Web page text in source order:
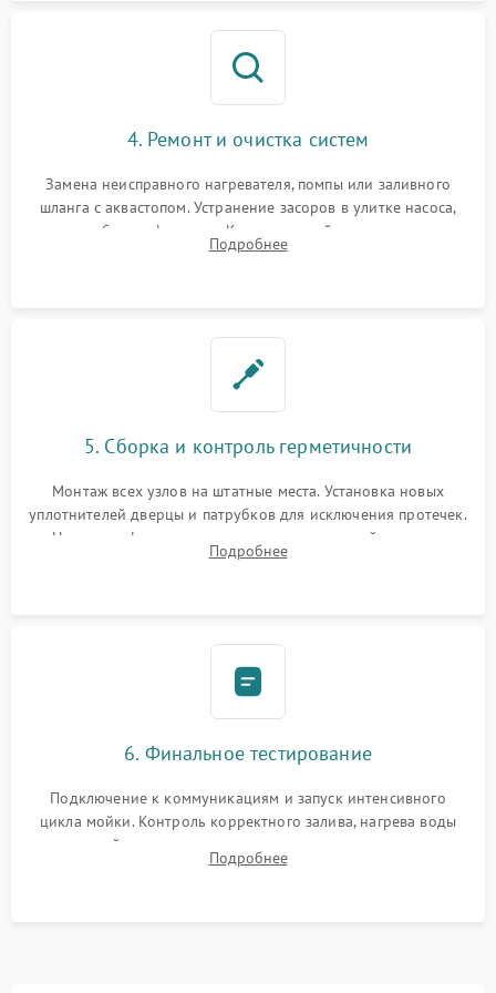
4. Ремонт и очистка систем
Замена неисправного нагревателя, помпы или заливного
шланга с аквастопом. Устранение засоров в улитке насоса,
патрубках и фильтрах. Компонентный ремонт платы
управления, восстановление поврежденной проводки.
Подробнее
5. Сборка и контроль герметичности
Монтаж всех узлов на штатные места. Установка новых
уплотнителей дверцы и патрубков для исключения протечек.
Надежная фиксация хомутов гидравлической системы,
сборка корпуса и установка датчика поплавка.
Подробнее
6. Финальное тестирование
Подключение к коммуникациям и запуск интенсивного
цикла мойки. Контроль корректного залива, нагрева воды
до нужной температуры, отсутствия посторонних шумов,
штатного слива и абсолютной сухости в поддоне.
Подробнее